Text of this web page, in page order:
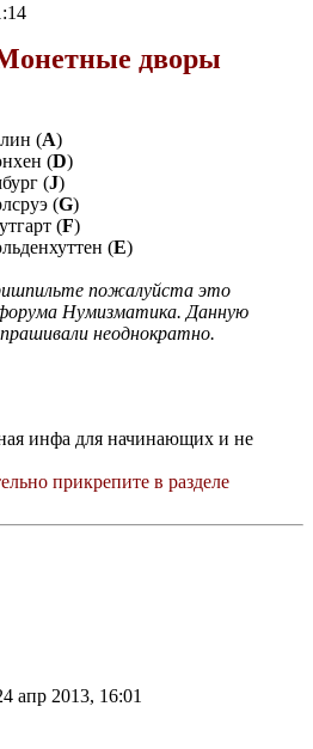
дворы
(A)
(D)
(J)
(G)
(F)
(Е)
пожалуйста это
Нумизматика. Данную
неоднократно.
инфа для начинающих и не
прикрепите в разделе
апр 2013, 16:01